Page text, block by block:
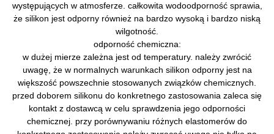
występujących w atmosferze. całkowita wodoodporność sprawia,
że silikon jest odporny również na bardzo wysoką i bardzo niską
wilgotność.
odporność chemiczna:
w dużej mierze zależna jest od temperatury. należy zwrócić
uwagę, że w normalnych warunkach silikon odporny jest na
większość powszechnie stosowanych związków chemicznych.
przed doborem silikonu do konkretnego zastosowania zaleca się
kontakt z dostawcą w celu sprawdzenia jego odporności
chemicznej. przy porównywaniu różnych elastomerów do